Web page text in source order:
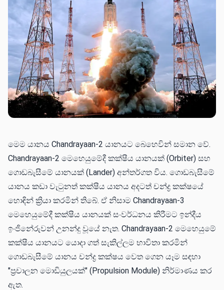
මෙම යානය Chandrayaan-2 යානයට බෙහෙවින් සමාන වේ.
Chandrayaan-2 මෙහෙයුමේදී කක්ෂීය යානයක් (Orbiter) සහ
ගොඩබැසීමේ යානයක් (Lander) අන්තර්ගත විය. ගොඩබැසීමේ
යානය කඩා වැටුනත් කක්ෂීය යානය අදටත් චන්ද්‍ර කක්ෂයේ
හොඳින් ක්‍රියා කරමින් තිබේ. ඒ නිසාම Chandrayaan-3
මෙහෙයුමේදී කක්ෂීය යානයක් සංවර්ධනය කිරීමට ඉන්දීය
ඉංජිනේරුවන් උනන්දු වූයේ නැත. Chandrayaan-2 මෙහෙයුමේ
කක්ෂීය යානයට යොදා ගත් සැකිල්ලම භාවිතා කරමින්
ගොඩබැසීමේ යානය චන්ද්‍ර කක්ෂය වෙත ගෙන යෑම සඳහා
"ප්‍රචාලන මොඩියුලයක්" (Propulsion Module) නිර්මාණය කර
ඇත.